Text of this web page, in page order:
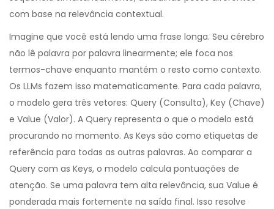
com base na relevância contextual.
Imagine que você está lendo uma frase longa. Seu cérebro
não lê palavra por palavra linearmente; ele foca nos
termos-chave enquanto mantém o resto como contexto.
Os LLMs fazem isso matematicamente. Para cada palavra,
o modelo gera três vetores: Query (Consulta), Key (Chave)
e Value (Valor). A Query representa o que o modelo está
procurando no momento. As Keys são como etiquetas de
referência para todas as outras palavras. Ao comparar a
Query com as Keys, o modelo calcula pontuações de
atenção. Se uma palavra tem alta relevância, sua Value é
ponderada mais fortemente na saída final. Isso resolve